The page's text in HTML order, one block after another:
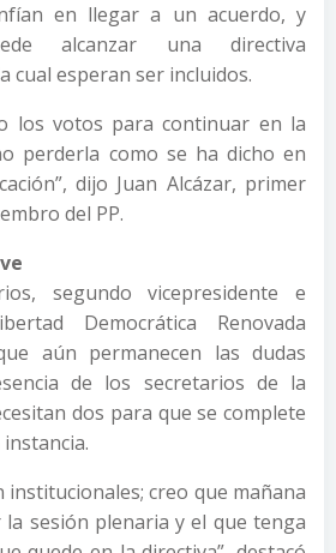
en llegar a un acuerdo, y
alcanzar una directiva
cual esperan ser incluidos.
los votos para continuar en la
perderla como se ha dicho en
dijo Juan Alcázar, primer
del PP.
segundo vicepresidente e
Democrática Renovada
aún permanecen las dudas
de los secretarios de la
dos para que se complete
institucionales; creo que mañana
la sesión plenaria y el que tenga